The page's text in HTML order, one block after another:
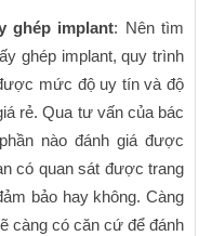
ghép implant: Nên tìm
ghép implant, quy trình
mức độ uy tín và độ
rẻ. Qua tư vấn của bác
nào đánh giá được
có quan sát được trang
bảo hay không. Càng
càng có căn cứ để đánh